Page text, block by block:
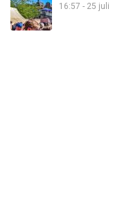
16:57 - 25 juli